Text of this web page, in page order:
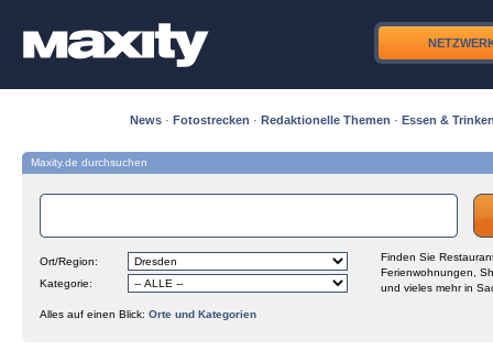
News · Fotostrecken · Redaktionelle Themen · Essen &
Maxity.de durchsuchen
Ort/Region:
Kategorie:
Finden Sie
Ferienwohnungen,
und vieles mehr in
Alles auf einen Blick: Orte und Kategorien